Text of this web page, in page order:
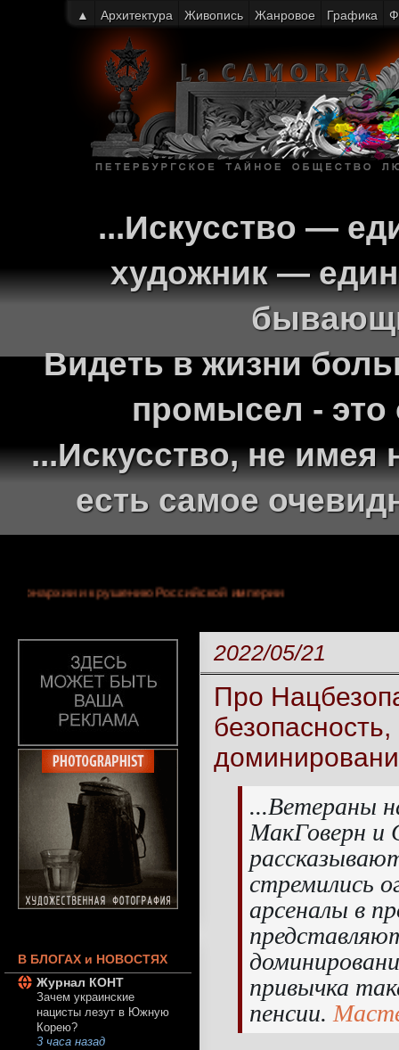
...Искусство —
художник —
Видеть в жизни
промысел - это
...Искусство, не
есть самое
монархии и крушению Российской империи
2022/05/21
Про
...Ветераны
МакГоверн
стремились
арсеналы в
привычка
пенсии.
В БЛОГАХ и НОВОСТЯХ
Журнал КОНТ
Зачем украинские
нацисты лезут в Южную
Корею?
3 часа назад
▲ Архитектура Живопись Жанровое Графика